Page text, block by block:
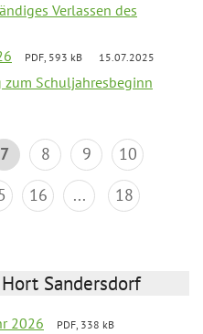
Verlassen des
PDF, 593 kB 15.07.2025
Schuljahresbeginn
7 8 9
10
16 ... 18
Sandersdorf
2026
PDF, 338 kB